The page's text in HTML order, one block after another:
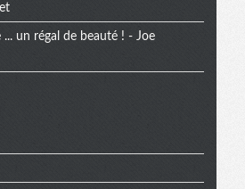
... un régal de beauté ! - Joe